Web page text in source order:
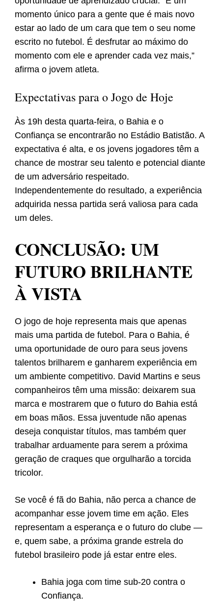
momento único para a gente que é mais novo
estar ao lado de um cara que tem o seu nome
escrito no futebol. É desfrutar ao máximo do
momento com ele e aprender cada vez mais,”
afirma o jovem atleta.
Expectativas para o Jogo de Hoje
Às 19h desta quarta-feira, o Bahia e o
Confiança se encontrarão no Estádio Batistão. A
expectativa é alta, e os jovens jogadores têm a
chance de mostrar seu talento e potencial diante
de um adversário respeitado.
Independentemente do resultado, a experiência
adquirida nessa partida será valiosa para cada
um deles.
CONCLUSÃO: UM
FUTURO BRILHANTE
À VISTA
O jogo de hoje representa mais que apenas
mais uma partida de futebol. Para o Bahia, é
uma oportunidade de ouro para seus jovens
talentos brilharem e ganharem experiência em
um ambiente competitivo. David Martins e seus
companheiros têm uma missão: deixarem sua
marca e mostrarem que o futuro do Bahia está
em boas mãos. Essa juventude não apenas
deseja conquistar títulos, mas também quer
trabalhar arduamente para serem a próxima
geração de craques que orgulharão a torcida
tricolor.
Se você é fã do Bahia, não perca a chance de
acompanhar esse jovem time em ação. Eles
representam a esperança e o futuro do clube —
e, quem sabe, a próxima grande estrela do
futebol brasileiro pode já estar entre eles.
Bahia joga com time sub-20 contra o
Confiança.